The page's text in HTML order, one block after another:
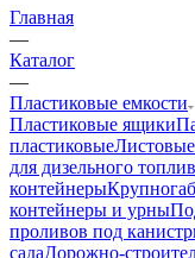
Главная
—
Каталог
—
Пластиковые емкости
Пластиковые ящики
пластиковые
для дизельного
контейнеры
контейнеры и урны
проливов под
садаДорожно-